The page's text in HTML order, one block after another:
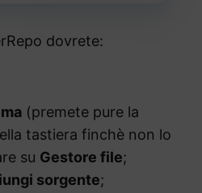
dovrete:
(premete pure la
tastiera finchè non lo
su Gestore file;
sorgente;